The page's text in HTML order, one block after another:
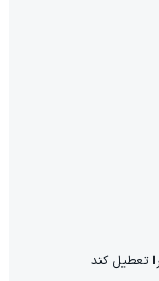
تعطیل کند